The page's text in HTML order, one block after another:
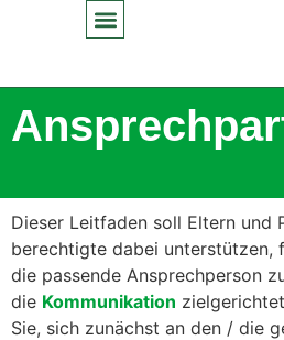
Dieser Leit­faden soll Eltern und
berechtigte dabei unter­stützen,
die passende Ansprech­per­son
die Kom­mu­nika­tion
Sie, sich zunächst an den / die